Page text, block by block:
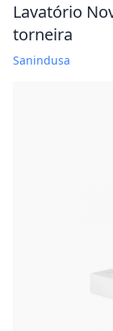
Lavatório
torneira
Sanindusa